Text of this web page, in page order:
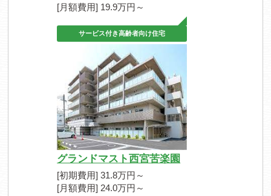
[月額費用] 19.9万円～
サービス付き高齢者向け住宅
グランドマスト西宮苦楽園
[初期費用] 31.8万円～
[月額費用] 24.0万円～